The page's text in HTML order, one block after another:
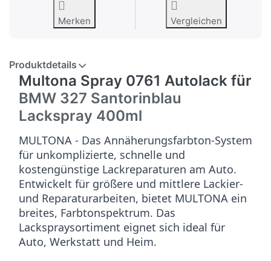
Merken Vergleichen
Produktdetails
Multona Spray 0761 Autolack für
BMW 327 Santorinblau
Lackspray 400ml
MULTONA - Das Annäherungsfarbton-System
für unkomplizierte, schnelle und
kostengünstige Lackreparaturen am Auto.
Entwickelt für größere und mittlere Lackier-
und Reparaturarbeiten, bietet MULTONA ein
breites, Farbtonspektrum. Das
Lackspraysortiment eignet sich ideal für
Auto, Werkstatt und Heim.